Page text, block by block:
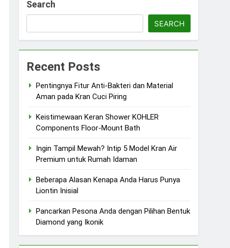
Search
SEARCH
Recent Posts
Pentingnya Fitur Anti-Bakteri dan Material
Aman pada Kran Cuci Piring
Keistimewaan Keran Shower KOHLER
Components Floor-Mount Bath
Ingin Tampil Mewah? Intip 5 Model Kran Air
Premium untuk Rumah Idaman
Beberapa Alasan Kenapa Anda Harus Punya
Liontin Inisial
Pancarkan Pesona Anda dengan Pilihan Bentuk
Diamond yang Ikonik